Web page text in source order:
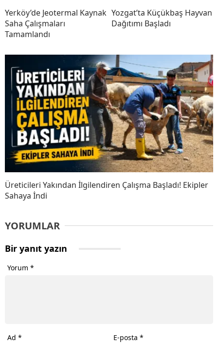
Yerköy’de Jeotermal Kaynak
Saha Çalışmaları
Tamamlandı
Yozgat’ta Küçükbaş Hayvan
Dağıtımı Başladı
Üreticileri Yakından İlgilendiren Çalışma Başladı! Ekipler
Sahaya İndi
YORUMLAR
Bir yanıt yazın
Yorum *
Ad * E-posta*